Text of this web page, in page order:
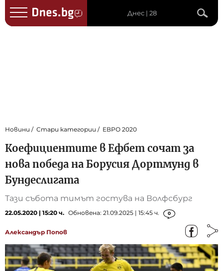
Днес | 28
Новини Стари категории ЕВРО 2020
Коефициентите в Ефбет сочат за
нова победа на Борусия Дортмунд в
Бундеслигата
Тази събота тимът гостува на Волфсбург
22.05.2020 | 15:20 ч. Обновена: 21.09.2025 | 15:45 ч. 0
Александър Попов